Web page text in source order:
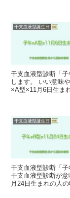
干支血液型誕生日
干支血液型診断「
します。 いい意味
×A型×11月6日生ま
干支血液型誕生日
干支血液型診断「
干支血液型診断が
月24日生まれの人